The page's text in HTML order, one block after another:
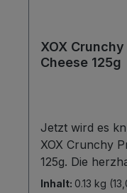
XOX
Cheese 125g
Jetzt wird es
XOX Crunchy
125g. Die
Inhalt: 0.13 kg